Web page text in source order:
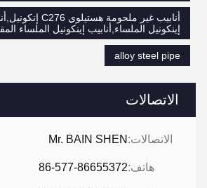
الاتصالات
الاتصالات: Mr. BAIN SHEN
هاتف:86-577-86655372
إينكونيل الملساء,أنابيب إينكونيل الملساء
alloy steel pipe